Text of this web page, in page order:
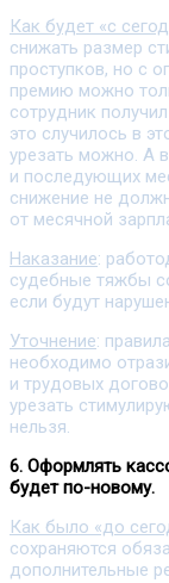
Как будет «с
снижать размер
проступков, но с
премию можно
сотрудник
это случилось в
урезать можно. А
и последующих
снижение не
от месячной
Наказание:
судебные тяжбы
если будут
Уточнение:
необходимо
и трудовых
урезать
нельзя.
6. Оформлять
будет по-новому.
Как было «до
сохраняются
дополнительные